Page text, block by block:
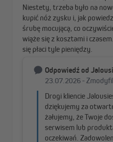
Verstärkte Gelenkarme
Für noch mehr Stabilität sind
unsere Gelenkarme mit
Schraubverbindungen aus
Edelstahl verstärkt.